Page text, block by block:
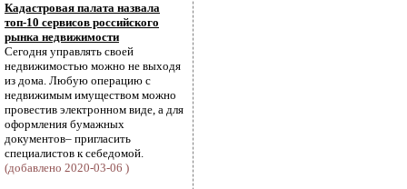
Кадастровая палата назвала
топ-10 сервисов российского
рынка недвижимости
Сегодня управлять своей
недвижимостью можно не выходя
из дома. Любую операцию с
недвижимым имуществом можно
провестив электронном виде, а для
оформления бумажных
документов– пригласить
специалистов к себедомой.
(добавлено 2020-03-06 )